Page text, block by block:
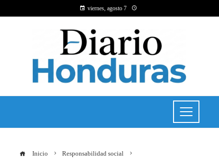
viernes, agosto 7
Inicio
Responsabilidad social